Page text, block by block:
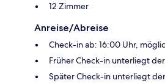
12 Zimmer
Anreise/Abreise
Check-in ab: 16:00 Uhr,
Früher Check-in unterliegt
Später Check-in unterliegt